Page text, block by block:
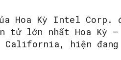
Hoa Kỳ Intel
lớn nhất Hoa Kỳ –
hiện đang